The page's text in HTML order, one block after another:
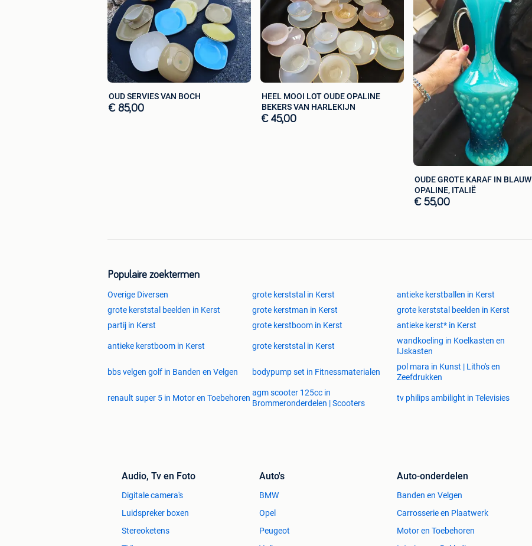
OUD SERVIES VAN BOCH
€ 85,00
HEEL MOOI LOT OUDE OPALINE
BEKERS VAN HARLEKIJN
€ 45,00
OUDE GROTE KARAF IN BLAUW
OPALINE, ITALIË
€ 55,00
Populaire zoektermen
Overige Diversen grote kerststal in Kerst antieke kerstballen in Kerst
grote kerststal beelden in Kerst
grote kerstman in Kerst grote kerststal beelden in Kerst
partij in Kerst
grote kerstboom in Kerst antieke kerst* in Kerst
antieke kerstboom in Kerst grote kerststal in Kerst
wandkoeling in Koelkasten en
IJskasten
bbs velgen golf in Banden en Velgen bodypump set in Fitnessmaterialen
pol mara in Kunst | Litho's en
Zeefdrukken
renault super 5 in Motor en Toebehoren
agm scooter 125cc in
Brommeronderdelen | Scooters
tv philips ambilight in Televisies
Audio, Tv en Foto
Digitale camera's
Luidspreker boxen
Stereoketens
Auto's
BMW
Opel
Peugeot
Auto-onderdelen
Banden en Velgen
Carrosserie en Plaatwerk
Motor en Toebehoren